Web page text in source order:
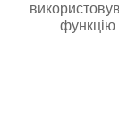
функцію